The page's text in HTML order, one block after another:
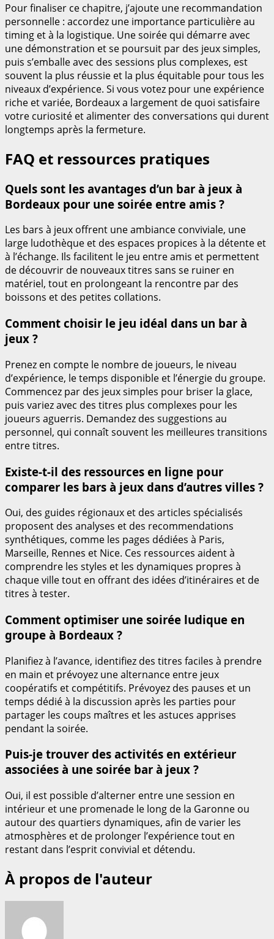
Pour finaliser ce chapitre, j’ajoute une recommandation
personnelle : accordez une importance particulière au
timing et à la logistique. Une soirée qui démarre avec
une démonstration et se poursuit par des jeux simples,
puis s’emballe avec des sessions plus complexes, est
souvent la plus réussie et la plus équitable pour tous les
niveaux d’expérience. Si vous votez pour une expérience
riche et variée, Bordeaux a largement de quoi satisfaire
votre curiosité et alimenter des conversations qui durent
longtemps après la fermeture.
FAQ et ressources pratiques
Quels sont les avantages d’un bar à jeux à
Bordeaux pour une soirée entre amis ?
Les bars à jeux offrent une ambiance conviviale, une
large ludothèque et des espaces propices à la détente et
à l’échange. Ils facilitent le jeu entre amis et permettent
de découvrir de nouveaux titres sans se ruiner en
matériel, tout en prolongeant la rencontre par des
boissons et des petites collations.
Comment choisir le jeu idéal dans un bar à
jeux ?
Prenez en compte le nombre de joueurs, le niveau
d’expérience, le temps disponible et l’énergie du groupe.
Commencez par des jeux simples pour briser la glace,
puis variez avec des titres plus complexes pour les
joueurs aguerris. Demandez des suggestions au
personnel, qui connaît souvent les meilleures transitions
entre titres.
Existe-t-il des ressources en ligne pour
comparer les bars à jeux dans d’autres villes ?
Oui, des guides régionaux et des articles spécialisés
proposent des analyses et des recommendations
synthétiques, comme les pages dédiées à Paris,
Marseille, Rennes et Nice. Ces ressources aident à
comprendre les styles et les dynamiques propres à
chaque ville tout en offrant des idées d’itinéraires et de
titres à tester.
Comment optimiser une soirée ludique en
groupe à Bordeaux ?
Planifiez à l’avance, identifiez des titres faciles à prendre
en main et prévoyez une alternance entre jeux
coopératifs et compétitifs. Prévoyez des pauses et un
temps dédié à la discussion après les parties pour
partager les coups maîtres et les astuces apprises
pendant la soirée.
Puis-je trouver des activités en extérieur
associées à une soirée bar à jeux ?
Oui, il est possible d’alterner entre une session en
intérieur et une promenade le long de la Garonne ou
autour des quartiers dynamiques, afin de varier les
atmosphères et de prolonger l’expérience tout en
restant dans l’esprit convivial et détendu.
À propos de l'auteur